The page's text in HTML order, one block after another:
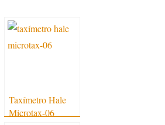
Taxímetro Hale
Microtax-06